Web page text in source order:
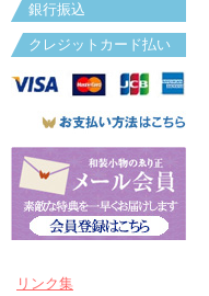
銀行振込
クレジットカード払い
リンク集